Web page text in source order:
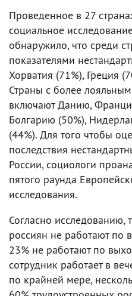
Проведенное в 27
социальное
обнаружило, что среди
показателями
Хорватия (71%), Греция
Страны с более
включают Данию,
Болгарию (50%),
(44%). Для того чтобы
последствия
России, социологи
пятого раунда
исследования.
Согласно
россиян не работают по
23% не работают по
сотрудник работает в
по крайней мере,